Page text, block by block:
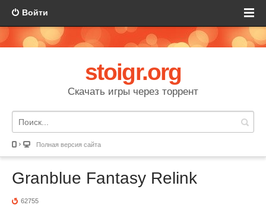
Войти
stoigr.org
Скачать игры через торрент
Полная версия сайта
Granblue Fantasy Relink
62755